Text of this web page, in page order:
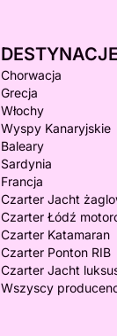
DESTYNACJE
Chorwacja
Grecja
Włochy
Wyspy Kanaryjskie
Baleary
Sardynia
Francja
Czarter Jacht
Czarter Łódź
Czarter Katamaran
Czarter Ponton RIB
Czarter Jacht
Wszyscy